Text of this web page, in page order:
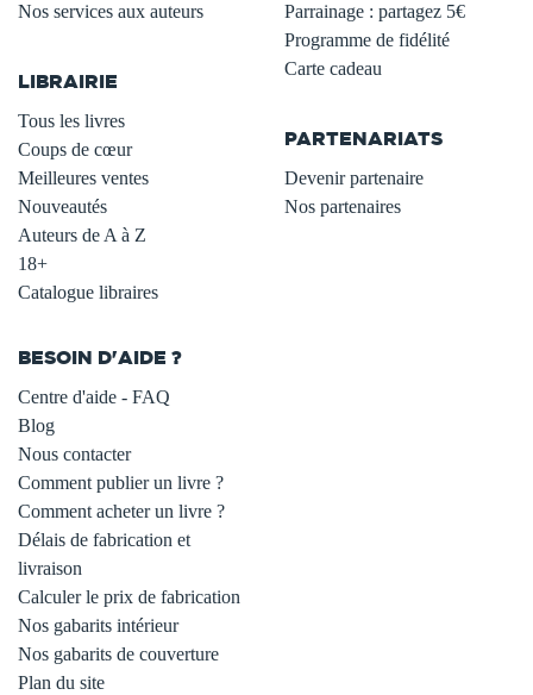
Nos services aux auteurs
LIBRAIRIE
Tous les livres
Coups de cœur
Meilleures ventes
Nouveautés
Auteurs de A à Z
18+
Catalogue libraires
Parrainage : partagez 5€
Programme de fidélité
Carte cadeau
PARTENARIATS
Devenir partenaire
Nos partenaires
BESOIN D'AIDE ?
Centre d'aide - FAQ
Blog
Nous contacter
Comment publier un livre ?
Comment acheter un livre ?
Délais de fabrication et
livraison
Calculer le prix de fabrication
Nos gabarits intérieur
Nos gabarits de couverture
Plan du site